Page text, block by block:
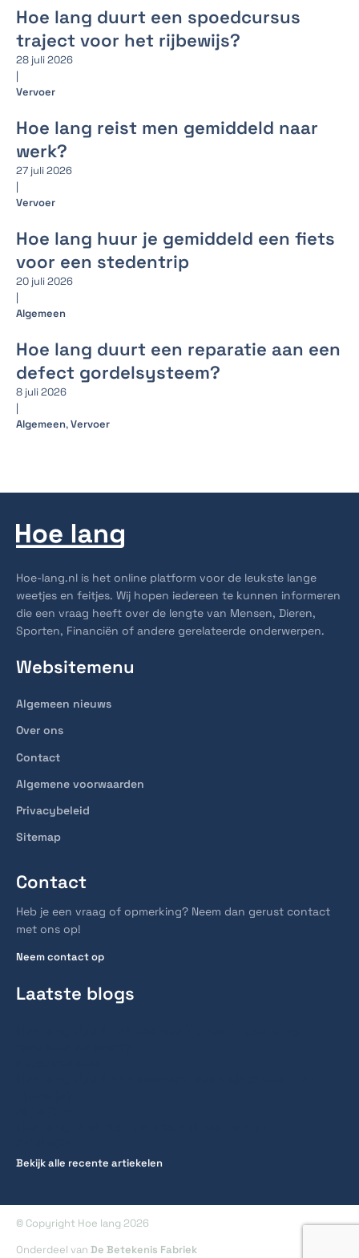
Hoe lang duurt een spoedcursus
traject voor het rijbewijs?
28 juli 2026
|
Vervoer
Hoe lang reist men gemiddeld naar
werk?
27 juli 2026
|
Vervoer
Hoe lang huur je gemiddeld een fiets
voor een stedentrip
20 juli 2026
|
Algemeen
Hoe lang duurt een reparatie aan een
defect gordelsysteem?
8 juli 2026
|
Algemeen,Vervoer
Hoe-lang.nl is het online platform voor de leukste lange
weetjes en feitjes. Wij hopen iedereen te kunnen informeren
die een vraag heeft over de lengte van Mensen, Dieren,
Sporten, Financiën of andere gerelateerde onderwerpen.
Websitemenu
Algemeen nieuws
Over ons
Contact
Algemene voorwaarden
Privacybeleid
Sitemap
Contact
Heb je een vraag of opmerking? Neem dan gerust contact
met ons op!
Neem contact op
Laatste blogs
Bekijk alle recente artiekelen
© Copyright Hoe lang 2026
Onderdeel van De Betekenis Fabriek